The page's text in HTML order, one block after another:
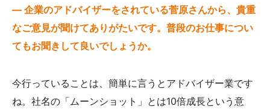
— 企業のアドバイザーをされている菅原さんから、貴重
なご意見が聞けてありがたいです。普段のお仕事につい
てもお聞きして良いでしょうか。
今行っていることは、簡単に言うとアドバイザー業です
ね。社名の「ムーンショット」とは10倍成長という意